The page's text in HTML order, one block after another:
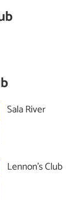
Sala River
Lennon's Club